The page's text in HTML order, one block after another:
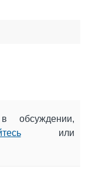
обсуждении,
или